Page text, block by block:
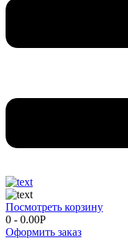
Посмотреть корзину
0 - 0.00Р
Оформить заказ